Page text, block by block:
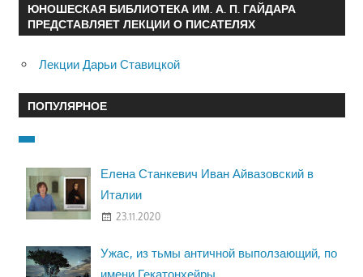
ЮНОШЕСКАЯ БИБЛИОТЕКА ИМ. А. П. ГАЙДАРА
ПРЕДСТАВЛЯЕТ ЛЕКЦИИ О ПИСАТЕЛЯХ
Лекции Дарьи Ставицкой
ПОПУЛЯРНОЕ
Елена Станкевич Иван Айвазовский в
Италии
23.11.2020
Ужас, из тьмы античной выползающий, по
имени Гекатонхейры